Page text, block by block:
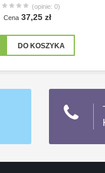
(opinie: 0)
Cena 37,25 zł
DO KOSZYKA